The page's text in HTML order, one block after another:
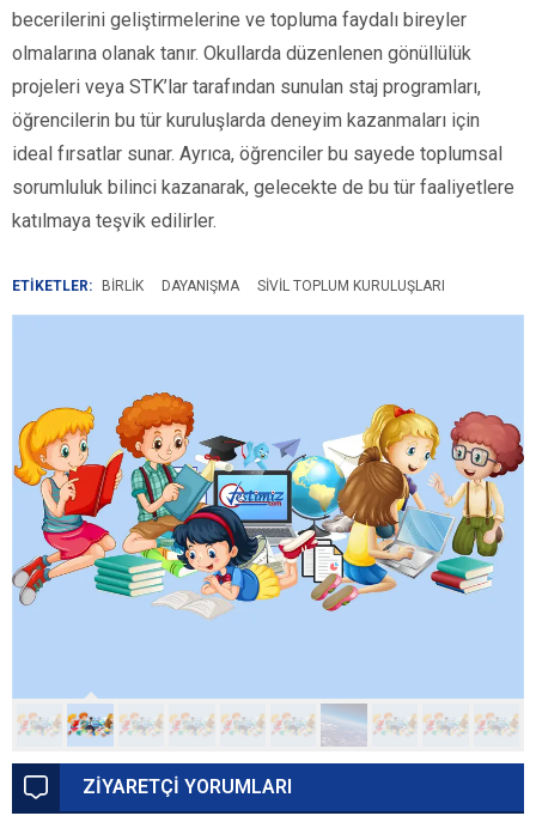
becerilerini geliştirmelerine ve topluma faydalı bireyler
olmalarına olanak tanır. Okullarda düzenlenen gönüllülük
projeleri veya STK’lar tarafından sunulan staj programları,
öğrencilerin bu tür kuruluşlarda deneyim kazanmaları için
ideal fırsatlar sunar. Ayrıca, öğrenciler bu sayede toplumsal
sorumluluk bilinci kazanarak, gelecekte de bu tür faaliyetlere
katılmaya teşvik edilirler.
ETİKETLER: BIRLIK DAYANIŞMA SIVIL TOPLUM KURULUŞLARI
ZİYARETÇİ YORUMLARI